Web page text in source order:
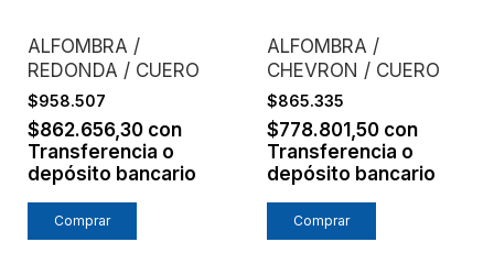
ALFOMBRA /
REDONDA / CUERO
$958.507
$862.656,30 con
Transferencia o
depósito bancario
Comprar
ALFOMBRA /
CHEVRON / CUERO
$865.335
$778.801,50 con
Transferencia o
depósito bancario
Comprar